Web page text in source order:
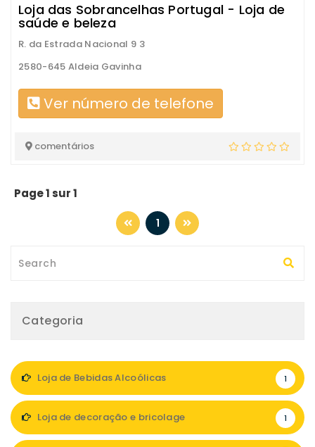
Loja das Sobrancelhas Portugal - Loja de
saúde e beleza
R. da Estrada Nacional 9 3
2580-645 Aldeia Gavinha
Ver número de telefone
comentários
Page 1 sur 1
1
Categoria
Loja de Bebidas Alcoólicas 1
Loja de decoração e bricolage 1